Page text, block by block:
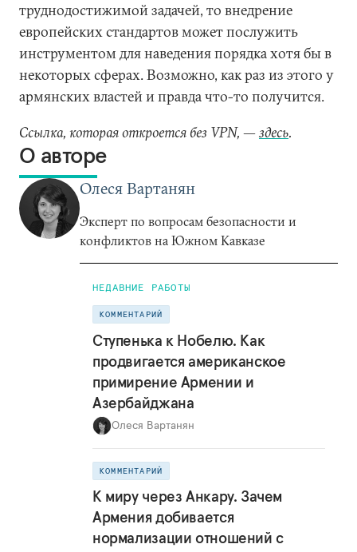
труднодостижимой задачей, то внедрение
европейских стандартов может послужить
инструментом для наведения порядка хотя бы в
некоторых сферах. Возможно, как раз из этого у
армянских властей и правда что-то получится.
Ссылка, которая откроется без VPN, —здесь.
О авторе
Олеся Вартанян
Эксперт по вопросам безопасности и
конфликтов на Южном Кавказе
НЕДАВНИЕ РАБОТЫ
КОММЕНТАРИЙ
Ступенька к Нобелю. Как
продвигается американское
примирение Армении и
Азербайджана
Олеся Вартанян
КОММЕНТАРИЙ
К миру через Анкару. Зачем
Армения добивается
нормализации отношений с